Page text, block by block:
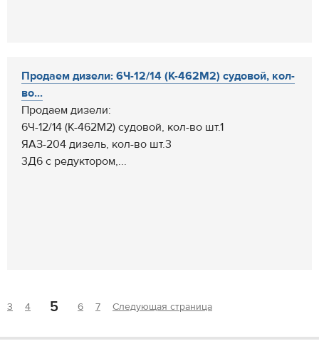
Продаем дизели: 6Ч-12/14 (К-462М2) судовой, кол-
во...
Продаем дизели:
6Ч-12/14 (К-462М2) судовой, кол-во шт.1
ЯАЗ-204 дизель, кол-во шт.3
3Д6 с редуктором,...
3 4 5 6 7 Следующая страница